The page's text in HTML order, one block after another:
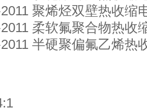
聚烯烃双壁热收缩
柔软氟聚合物热收
半硬聚偏氟乙烯热